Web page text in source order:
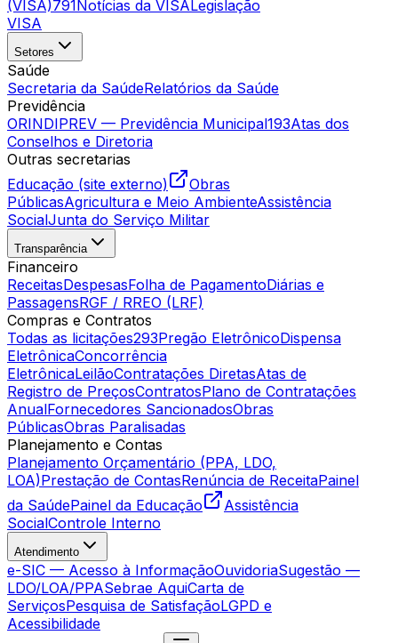
(VISA)791Notícias da VISALegislação
VISA
Setores
Saúde
Secretaria da SaúdeRelatórios da Saúde
Previdência
ORINDIPREV — Previdência Municipal193Atas dos
Conselhos e Diretoria
Outras secretarias
Educação (site externo)
Obras
PúblicasAgricultura e Meio AmbienteAssistência
SocialJunta do Serviço Militar
Transparência
Financeiro
ReceitasDespesasFolha de PagamentoDiárias e
PassagensRGF / RREO (LRF)
Compras e Contratos
Todas as licitações293Pregão EletrônicoDispensa
EletrônicaConcorrência
EletrônicaLeilãoContratações DiretasAtas de
Registro de PreçosContratosPlano de Contratações
AnualFornecedores SancionadosObras
PúblicasObras Paralisadas
Planejamento e Contas
Planejamento Orçamentário (PPA, LDO,
LOA)Prestação de ContasRenúncia de ReceitaPainel
da SaúdePainel da Educação
Assistência
SocialControle Interno
Atendimento
e-SIC — Acesso à InformaçãoOuvidoriaSugestão —
LDO/LOA/PPASebrae AquiCarta de
ServiçosPesquisa de SatisfaçãoLGPD e
Acessibilidade